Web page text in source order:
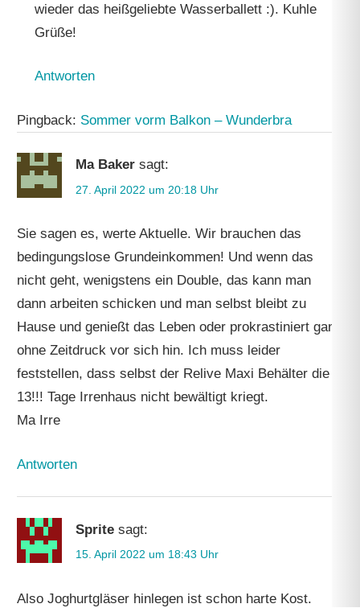
wieder das heißgeliebte Wasserballett :). Kuhle
Grüße!
Antworten
Pingback: Sommer vorm Balkon – Wunderbra
Ma Baker sagt:
27. April 2022 um 20:18 Uhr
Sie sagen es, werte Aktuelle. Wir brauchen das
bedingungslose Grundeinkommen! Und wenn das
nicht geht, wenigstens ein Double, das kann man
dann arbeiten schicken und man selbst bleibt zu
Hause und genießt das Leben oder prokrastiniert ganz
ohne Zeitdruck vor sich hin. Ich muss leider
feststellen, dass selbst der Relive Maxi Behälter die
13!!! Tage Irrenhaus nicht bewältigt kriegt.
Ma Irre
Antworten
Sprite sagt:
15. April 2022 um 18:43 Uhr
Also Joghurtgläser hinlegen ist schon harte Kost.